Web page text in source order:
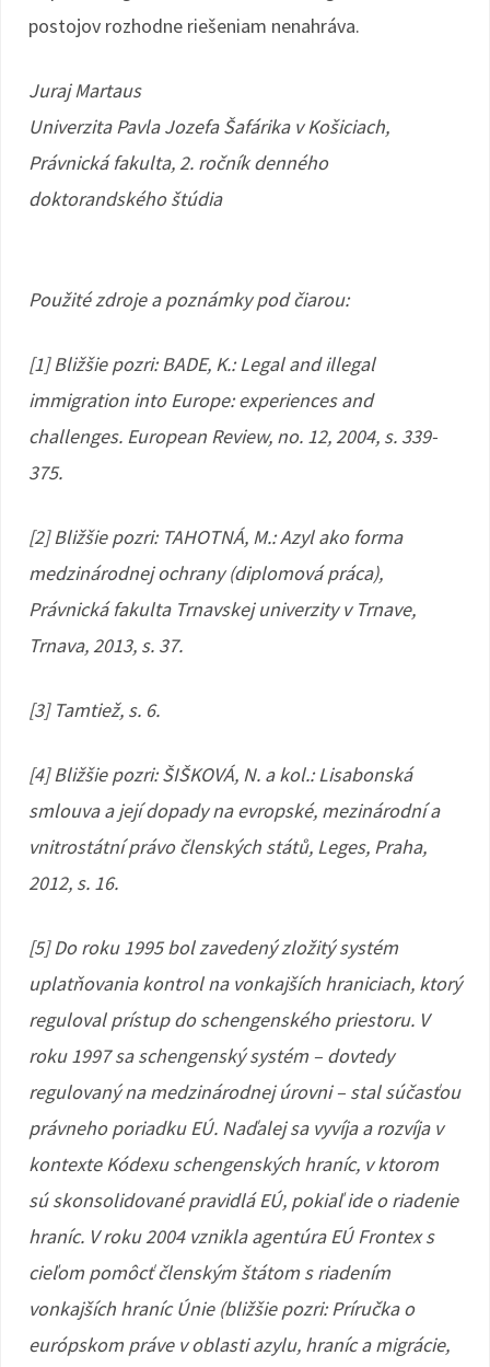
postojov rozhodne riešeniam nenahráva.
Juraj Martaus
Univerzita Pavla Jozefa Šafárika v Košiciach,
Právnická fakulta, 2. ročník denného
doktorandského štúdia
Použité zdroje a poznámky pod čiarou:
[1] Bližšie pozri: BADE, K.: Legal and illegal
immigration into Europe: experiences and
challenges. European Review, no. 12, 2004, s. 339-
375.
[2] Bližšie pozri: TAHOTNÁ, M.: Azyl ako forma
medzinárodnej ochrany (diplomová práca),
Právnická fakulta Trnavskej univerzity v Trnave,
Trnava, 2013, s. 37.
[3] Tamtiež, s. 6.
[4] Bližšie pozri: ŠIŠKOVÁ, N. a kol.: Lisabonská
smlouva a její dopady na evropské, mezinárodní a
vnitrostátní právo členských států, Leges, Praha,
2012, s. 16.
[5] Do roku 1995 bol zavedený zložitý systém
uplatňovania kontrol na vonkajších hraniciach, ktorý
reguloval prístup do schengenského priestoru. V
roku 1997 sa schengenský systém – dovtedy
regulovaný na medzinárodnej úrovni – stal súčasťou
právneho poriadku EÚ. Naďalej sa vyvíja a rozvíja v
kontexte Kódexu schengenských hraníc, v ktorom
sú skonsolidované pravidlá EÚ, pokiaľ ide o riadenie
hraníc. V roku 2004 vznikla agentúra EÚ Frontex s
cieľom pomôcť členským štátom s riadením
vonkajších hraníc Únie (bližšie pozri: Príručka o
európskom práve v oblasti azylu, hraníc a migrácie,